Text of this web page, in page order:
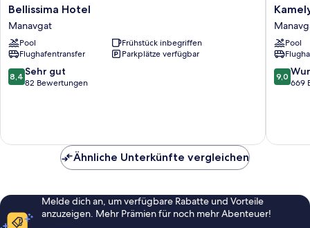
Bellissima
Hotel
Manavgat
Bellissima Hotel
Manavgat
Pool
Frühstück inbegriffen
Flughafentransfer
Parkplätze verfügbar
8.4
von
Bewertungen
8,4 Sehr gut
82 Bewertungen
Kamelya
Selin
Hotel
Luxury
Resort
&
SPA
Pool
9.0
von
9,0
669
Ähnliche Unterkünfte vergleichen
Melde dich an, um verfügbare Rabatte und Vorteile
anzuzeigen. Mehr Prämien für noch mehr Abenteuer!